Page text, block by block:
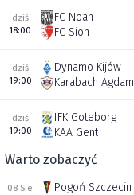
dziś
18:00
FC Noah
FC Sion
dziś
19:00
Dynamo Kijów
Karabach Agdam
dziś
19:00
IFK Goteborg
KAA Gent
Warto zobaczyć
08 Sie
Pogoń Szczecin